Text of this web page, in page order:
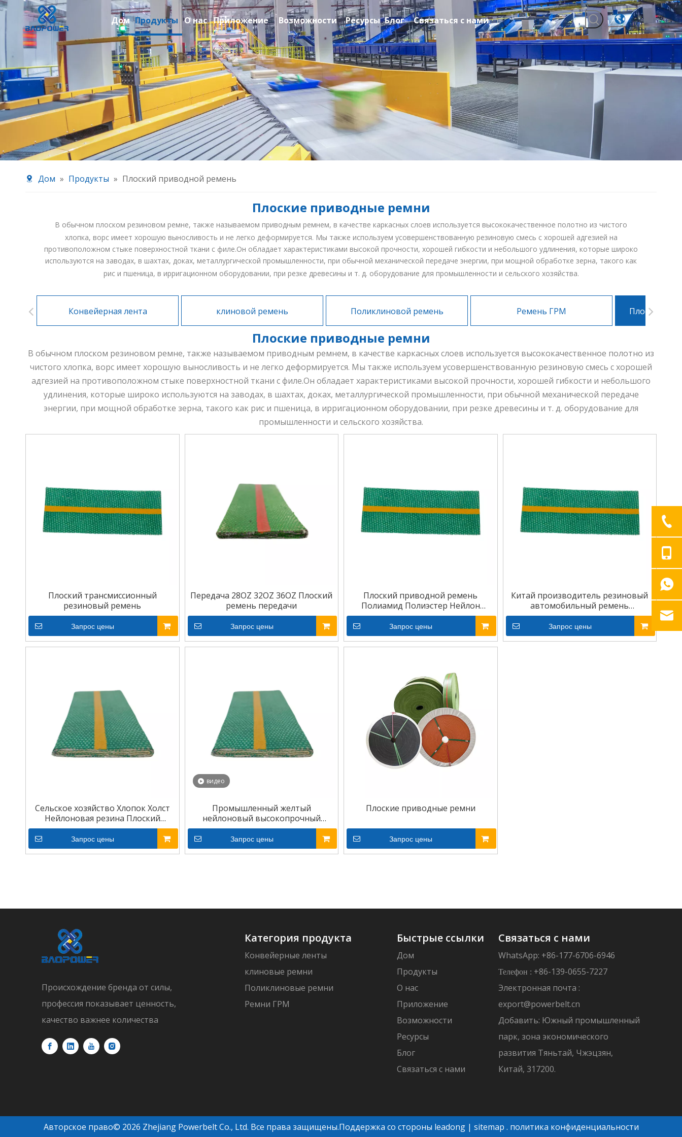
Дом Продукты О нас Приложение Возможности Ресурсы Блог Связаться с нами
Дом » Продукты » Плоский приводной ремень
Плоские приводные ремни
В обычном плоском резиновом ремне, также называемом приводным ремнем, в качестве каркасных слоев используется высококачественное полотно из чистого
хлопка, ворс имеет хорошую выносливость и не легко деформируется. Мы также используем усовершенствованную резиновую смесь с хорошей адгезией на
противоположном стыке поверхностной ткани с филе.Он обладает характеристиками высокой прочности, хорошей гибкости и небольшого удлинения, которые широко
используются на заводах, в шахтах, доках, металлургической промышленности, при обычной механической передаче энергии, при мощной обработке зерна, такого как
рис и пшеница, в ирригационном оборудовании, при резке древесины и т. д. оборудование для промышленности и сельского хозяйства.
Конвейерная лента клиновой ремень Поликлиновой ремень Ремень ГРМ Плоский
Плоские приводные ремни
В обычном плоском резиновом ремне, также называемом приводным ремнем, в качестве каркасных слоев используется высококачественное полотно из
чистого хлопка, ворс имеет хорошую выносливость и не легко деформируется. Мы также используем усовершенствованную резиновую смесь с хорошей
адгезией на противоположном стыке поверхностной ткани с филе.Он обладает характеристиками высокой прочности, хорошей гибкости и небольшого
удлинения, которые широко используются на заводах, в шахтах, доках, металлургической промышленности, при обычной механической передаче
энергии, при мощной обработке зерна, такого как рис и пшеница, в ирригационном оборудовании, при резке древесины и т. д. оборудование для
промышленности и сельского хозяйства.
Плоский трансмиссионный
резиновый ремень
Запрос цены
Передача 28OZ 32OZ 36OZ Плоский
ремень передачи
Запрос цены
Плоский приводной ремень
Полиамид Полиэстер Нейлон
Плоский ремень
Запрос цены
Китай производитель резиновый
автомобильный ремень
трансмиссии плоский ремень
Запрос цены
Сельское хозяйство Хлопок Холст
Нейлоновая резина Плоский
приводной ремень с плоской
передачей мощности
Запрос цены
видео
Промышленный желтый
нейлоновый высокопрочный
приводной ремень
Запрос цены
Плоские приводные ремни
Запрос цены
Происхождение бренда от силы,
профессия показывает ценность,
качество важнее количества
Категория продукта
Конвейерные ленты
клиновые ремни
Поликлиновые ремни
Ремни ГРМ
Быстрые ссылки
Дом
Продукты
О нас
Приложение
Возможности
Ресурсы
Блог
Связаться с нами
Связаться с нами
WhatsApp: +86-177-6706-6946
Телефон : +86-139-0655-7227
Электронная почта :
export@powerbelt.cn
Добавить: Южный промышленный
парк, зона экономического
развития Тяньтай, Чжэцзян,
Китай, 317200.
Авторское право© 2026 Zhejiang Powerbelt Co., Ltd. Все права защищены.Поддержка со стороны leadong| sitemap . политика конфиденциальности